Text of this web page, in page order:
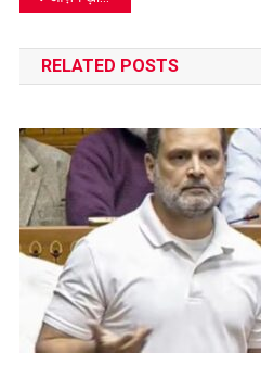
navigation
RELATED POSTS